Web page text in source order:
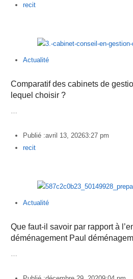
Author
recit
Actualité
Comparatif des cabinets de
lequel choisir ?
…
Publié :avril 13, 20263:27 pm
Author
recit
Actualité
Que faut-il savoir par rapport à
déménagement Paul
…